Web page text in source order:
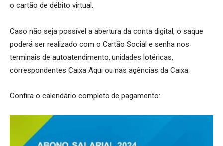
o cartão de débito virtual.
Caso não seja possível a abertura da conta digital, o saque
poderá ser realizado com o Cartão Social e senha nos
terminais de autoatendimento, unidades lotéricas,
correspondentes Caixa Aqui ou nas agências da Caixa.
Confira o calendário completo de pagamento: